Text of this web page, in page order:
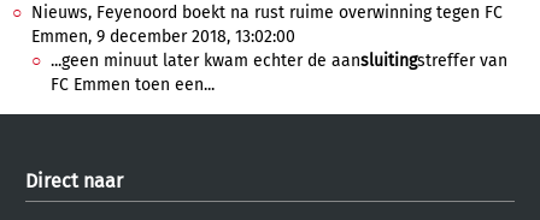
Nieuws, Feyenoord boekt na rust ruime overwinning tegen FC
Emmen, 9 december 2018, 13:02:00
...geen minuut later kwam echter de aansluitingstreffer van
FC Emmen toen een...
Direct naar